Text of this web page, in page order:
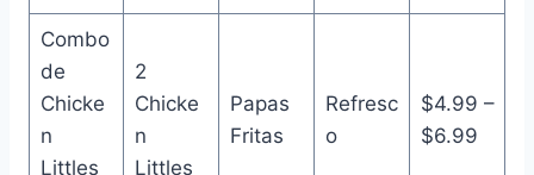
Combo
de
Chicke
n
Littles
2
Chicke
n
Littles
Papas
Fritas
Refresc
o
$4.99 –
$6.99